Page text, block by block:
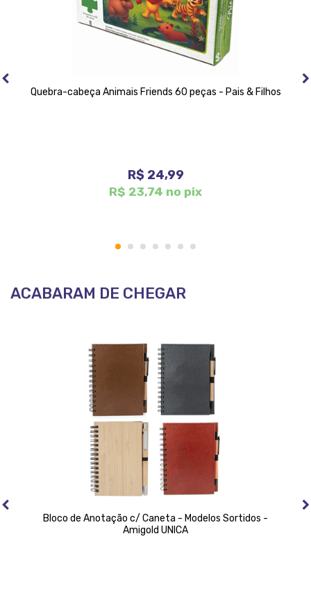
Quebra-cabeça Animais Friends 60 peças - Pais & Filhos
R$ 24,99
R$ 23,74 no pix
1 2 3 4 5 6 7
ACABARAM DE CHEGAR
Bloco de Anotação c/ Caneta - Modelos Sortidos -
Amigold UNICA